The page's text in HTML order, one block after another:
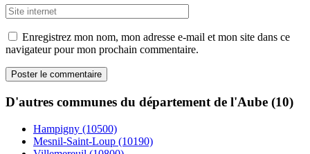
Enregistrez mon nom, mon adresse e-mail et mon site dans ce
navigateur pour mon prochain commentaire.
D'autres communes du département de l'Aube (10)
Hampigny (10500)
Mesnil-Saint-Loup (10190)